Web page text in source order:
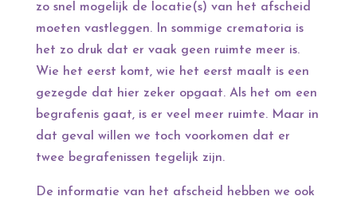
zo snel mogelijk de locatie(s) van het afscheid
moeten vastleggen. In sommige crematoria is
het zo druk dat er vaak geen ruimte meer is.
Wie het eerst komt, wie het eerst maalt is een
gezegde dat hier zeker opgaat. Als het om een
begrafenis gaat, is er veel meer ruimte. Maar in
dat geval willen we toch voorkomen dat er
twee begrafenissen tegelijk zijn.
De informatie van het afscheid hebben we ook